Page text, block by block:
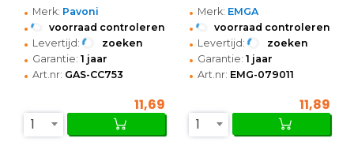
• Merk: Pavoni
• voorraad controleren
• Levertijd: zoeken
• Garantie: 1 jaar
• Art.nr: GAS-CC753
11,69
1
• Merk: EMGA
• voorraad controleren
• Levertijd: zoeken
• Garantie: 1 jaar
• Art.nr: EMG-079011
11,89
1